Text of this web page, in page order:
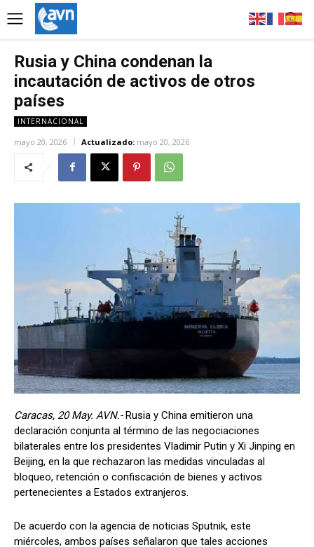
Rusia y China condenan la
incautación de activos de otros
países
INTERNACIONAL
mayo 20, 2026 Actualizado: mayo 20, 2026
Caracas, 20 May. AVN.-Rusia y China emitieron una
declaración conjunta al término de las negociaciones
bilaterales entre los presidentes Vladimir Putin y Xi Jinping en
Beijing, en la que rechazaron las medidas vinculadas al
bloqueo, retención o confiscación de bienes y activos
pertenecientes a Estados extranjeros.
De acuerdo con la agencia de noticias Sputnik, este
miércoles, ambos países señalaron que tales acciones